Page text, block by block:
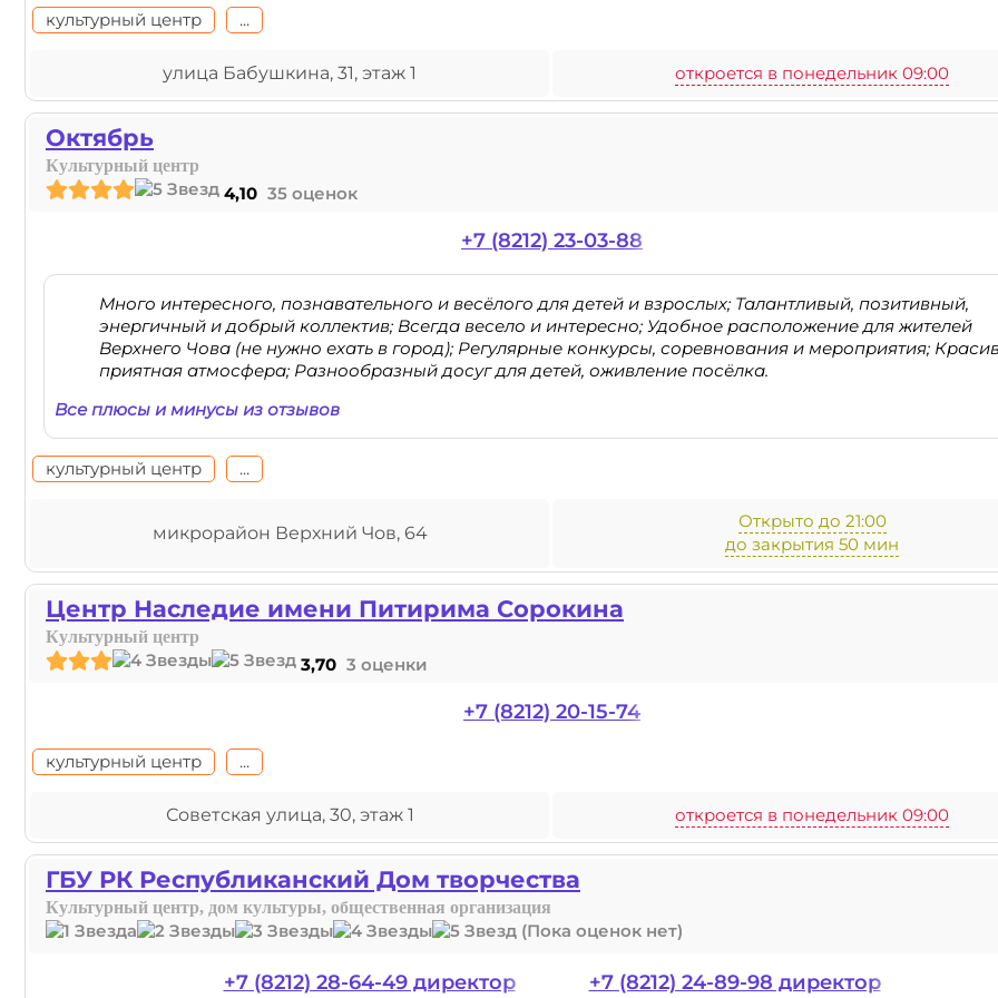
культурный центр ...
улица Бабушкина, 31, этаж 1 откроется в понедельник 09:00
Октябрь
Культурный центр
4,10 35 оценок
+7 (8212) 23-03-88
Много интересного, познавательного и весёлого для детей и взрослых; Талантливый, позитивный,
энергичный и добрый коллектив; Всегда весело и интересно; Удобное расположение для жителей
Верхнего Чова (не нужно ехать в город); Регулярные конкурсы, соревнования и мероприятия;
приятная атмосфера; Разнообразный досуг для детей, оживление посёлка.
Все плюсы и минусы из отзывов
культурный центр ...
микрорайон Верхний Чов, 64
Открыто до 21:00
до закрытия 50 мин
Центр Наследие имени Питирима Сорокина
Культурный центр
3,70 3 оценки
+7 (8212) 20-15-74
культурный центр ...
Советская улица, 30, этаж 1 откроется в понедельник 09:00
ГБУ РК Республиканский Дом творчества
Культурный центр, дом культуры, общественная организация
(Пока оценок нет)
+7 (8212) 28-64-49 директор +7 (8212) 24-89-98 директор